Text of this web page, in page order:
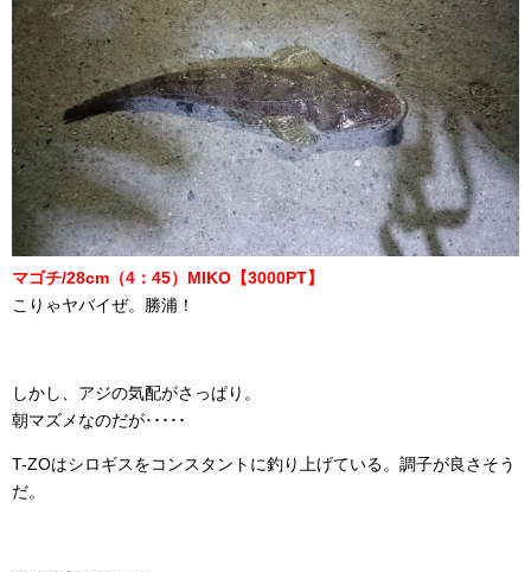
マゴチ/28cm（4：45）MIKO【3000PT】
こりゃヤバイぜ。勝浦！
しかし、アジの気配がさっぱり。
朝マズメなのだが･････
T-ZOはシロギスをコンスタントに釣り上げている。調子が良さそう
だ。